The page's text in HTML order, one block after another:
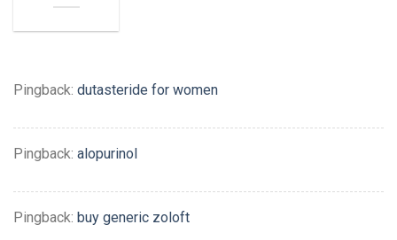
Pingback: dutasteride for women
Pingback: alopurinol
Pingback: buy generic zoloft